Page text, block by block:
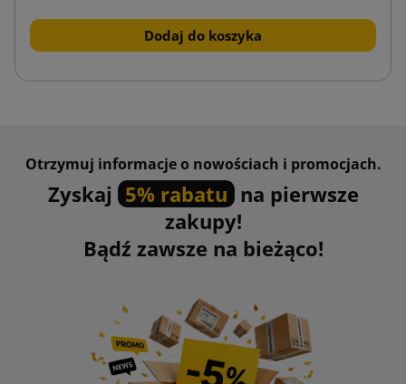
Dodaj do koszyka
Otrzymuj informacje o nowościach i promocjach.
Zyskaj 5% rabatu na pierwsze
zakupy!
Bądź zawsze na bieżąco!